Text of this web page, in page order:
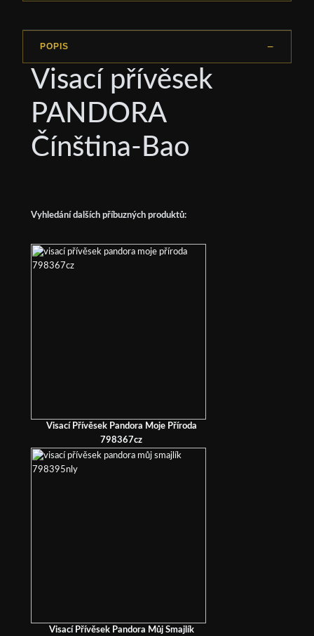
POPIS
Visací přívěsek
PANDORA
Čínština-Bao
Vyhledání dalších příbuzných produktů:
Visací Přívěsek Pandora Moje Příroda
798367cz
Visací Přívěsek Pandora Můj Smajlík